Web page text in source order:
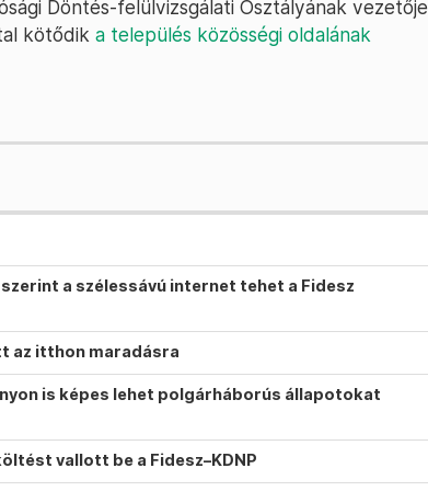
Döntés-felülvizsgálati Osztályának vezetője
kötődik a település közösségi oldalának
a szélessávú internet tehet a Fidesz
az itthon maradásra
is képes lehet polgárháborús állapotokat
vallott be a Fidesz–KDNP